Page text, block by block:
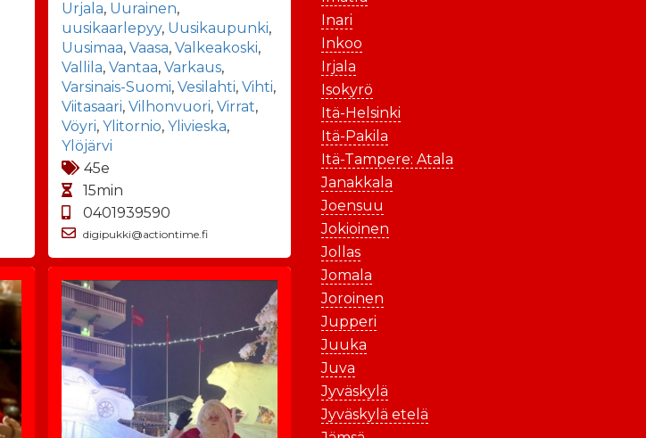
Urjala, Uurainen,
uusikaarlepyy, Uusikaupunki,
Uusimaa,Vaasa,Valkeakoski,
Vallila,Vantaa,Varkaus,
Varsinais-Suomi,Vesilahti,Vihti,
Viitasaari,Vilhonvuori,Virrat,
Vöyri,Ylitornio,Ylivieska,
Ylöjärvi
45e
15min
0401939590
digipukki@actiontime.fi
Inari
Inkoo
Irjala
Isokyrö
Itä-Helsinki
Itä-Pakila
Itä-Tampere: Atala
Janakkala
Joensuu
Jokioinen
Jollas
Jomala
Joroinen
Jupperi
Juuka
Juva
Jyväskylä
Jyväskylä etelä